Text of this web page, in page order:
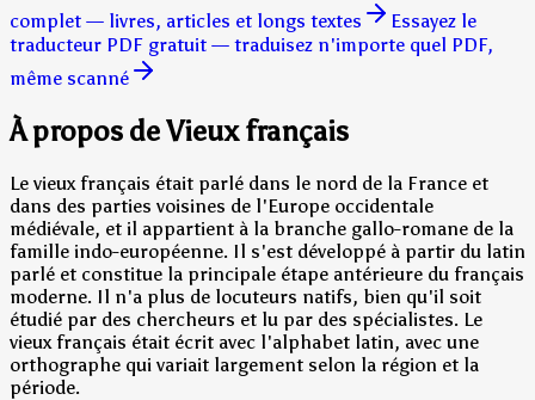
complet — livres, articles et longs textes
Essayez le
traducteur PDF gratuit — traduisez n'importe quel PDF,
même scanné
À propos de Vieux français
Le vieux français était parlé dans le nord de la France et
dans des parties voisines de l'Europe occidentale
médiévale, et il appartient à la branche gallo-romane de la
famille indo-européenne. Il s'est développé à partir du latin
parlé et constitue la principale étape antérieure du français
moderne. Il n'a plus de locuteurs natifs, bien qu'il soit
étudié par des chercheurs et lu par des spécialistes. Le
vieux français était écrit avec l'alphabet latin, avec une
orthographe qui variait largement selon la région et la
période.